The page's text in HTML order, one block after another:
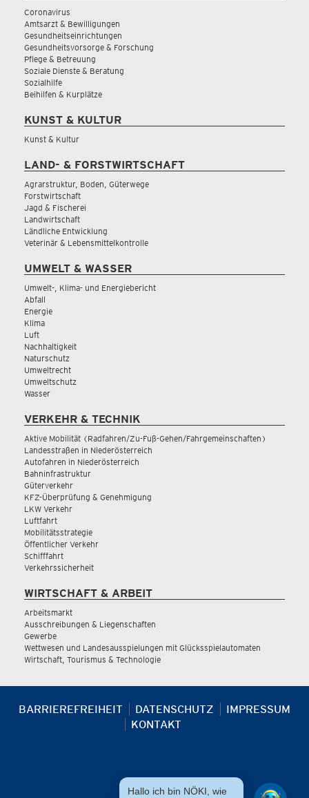
Coronavirus
Amtsarzt & Bewilligungen
Gesundheitseinrichtungen
Gesundheitsvorsorge & Forschung
Pflege & Betreuung
Soziale Dienste & Beratung
Sozialhilfe
Beihilfen & Kurplätze
KUNST & KULTUR
Kunst & Kultur
LAND- & FORSTWIRTSCHAFT
Agrarstruktur, Boden, Güterwege
Forstwirtschaft
Jagd & Fischerei
Landwirtschaft
Ländliche Entwicklung
Veterinär & Lebensmittelkontrolle
UMWELT & WASSER
Umwelt-, Klima- und Energiebericht
Abfall
Energie
Klima
Luft
Nachhaltigkeit
Naturschutz
Umweltrecht
Umweltschutz
Wasser
VERKEHR & TECHNIK
Aktive Mobilität (Radfahren/Zu-Fuß-Gehen/Fahrgemeinschaften)
Landesstraßen in Niederösterreich
Autofahren in Niederösterreich
Bahninfrastruktur
Güterverkehr
KFZ-Überprüfung & Genehmigung
LKW Verkehr
Luftfahrt
Mobilitätsstrategie
Öffentlicher Verkehr
Schifffahrt
Verkehrssicherheit
WIRTSCHAFT & ARBEIT
Arbeitsmarkt
Ausschreibungen & Liegenschaften
Gewerbe
Wettwesen und Landesausspielungen mit Glücksspielautomaten
Wirtschaft, Tourismus & Technologie
BARRIEREFREIHEIT DATENSCHUTZ
IMPRESSUM
KONTAKT
Hallo ich bin NÖKI, wie